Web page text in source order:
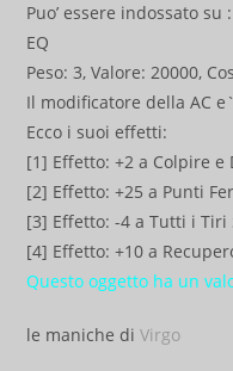
Puo’ essere indossato su :
EQ
Peso: 3, Valore: 20000,
Il modificatore della AC
Ecco i suoi effetti:
[1] Effetto: +2 a Colpire e
[2] Effetto: +25 a Punti
[3] Effetto: -4 a Tutti i Tiri
[4] Effetto: +10 a
Questo oggetto ha un
le maniche diVirgo